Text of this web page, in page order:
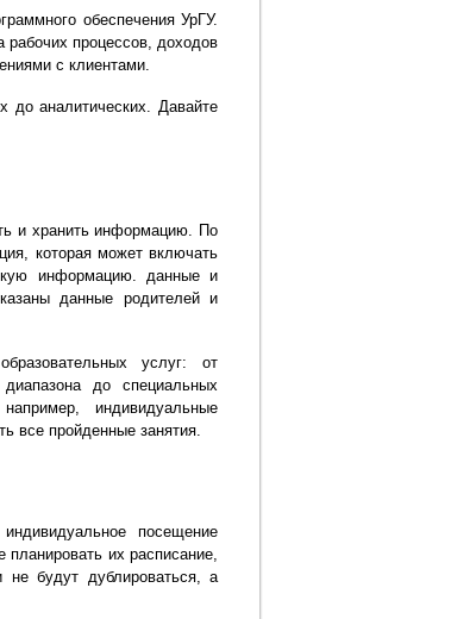
обеспечения УрГУ.
процессов, доходов
с клиентами.
до аналитических. Давайте
и хранить информацию. По
которая может включать
информацию. данные и
данные родителей и
услуг: от
до специальных
индивидуальные
все пройденные занятия.
посещение
их расписание,
не будут дублироваться, а